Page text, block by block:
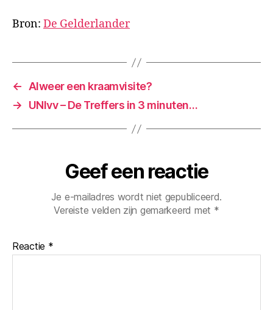
Bron: De Gelderlander
←
Alweer een kraamvisite?
→
UNIvv – De Treffers in 3 minuten…
Geef een reactie
Je e-mailadres wordt niet gepubliceerd.
Vereiste velden zijn gemarkeerd met *
Reactie *